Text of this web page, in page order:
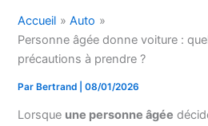
Accueil
Auto
Personne âgée donne voiture :
précautions à prendre ?
ParBertrand |08/01/2026
Lorsque une personne âgée